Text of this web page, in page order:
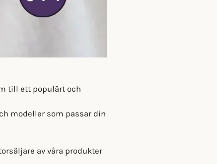
till ett populärt och
modeller som passar din
av våra produkter